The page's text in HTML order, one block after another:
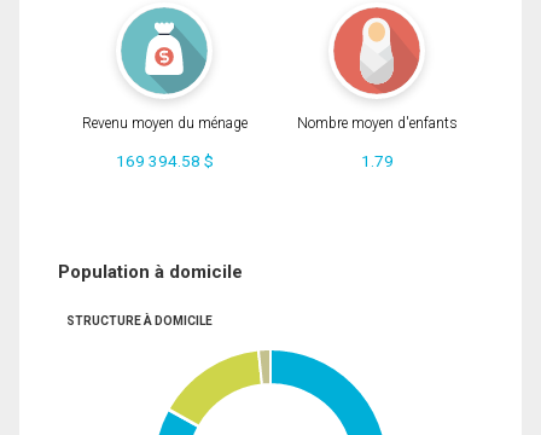
Revenu moyen du ménage
169 394.58 $
Nombre moyen d'enfants
1.79
Population à domicile
STRUCTURE À DOMICILE